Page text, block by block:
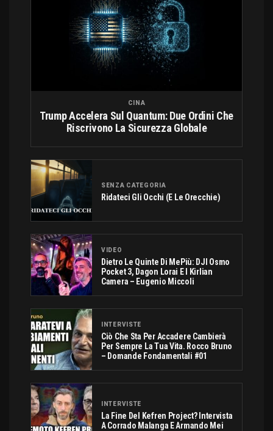
CINA
Trump Accelera Sul Quantum: Due Ordini Che
Riscrivono La Sicurezza Globale
SENZA CATEGORIA
Ridateci Gli Occhi (e Le Orecchie)
VIDEO
Dietro Le Quinte Di MePiù: DJI Osmo
Pocket 3, Dagon Lorai E I Kirlian
Camera – Eugenio Miccoli
INTERVISTE
Ciò Che Sta Per Accadere Cambierà
Per Sempre La Tua Vita. Rocco Bruno
– Domande Fondamentali #01
INTERVISTE
La Fine Del Kefren Project? Intervista
A Corrado Malanga E Armando Mei